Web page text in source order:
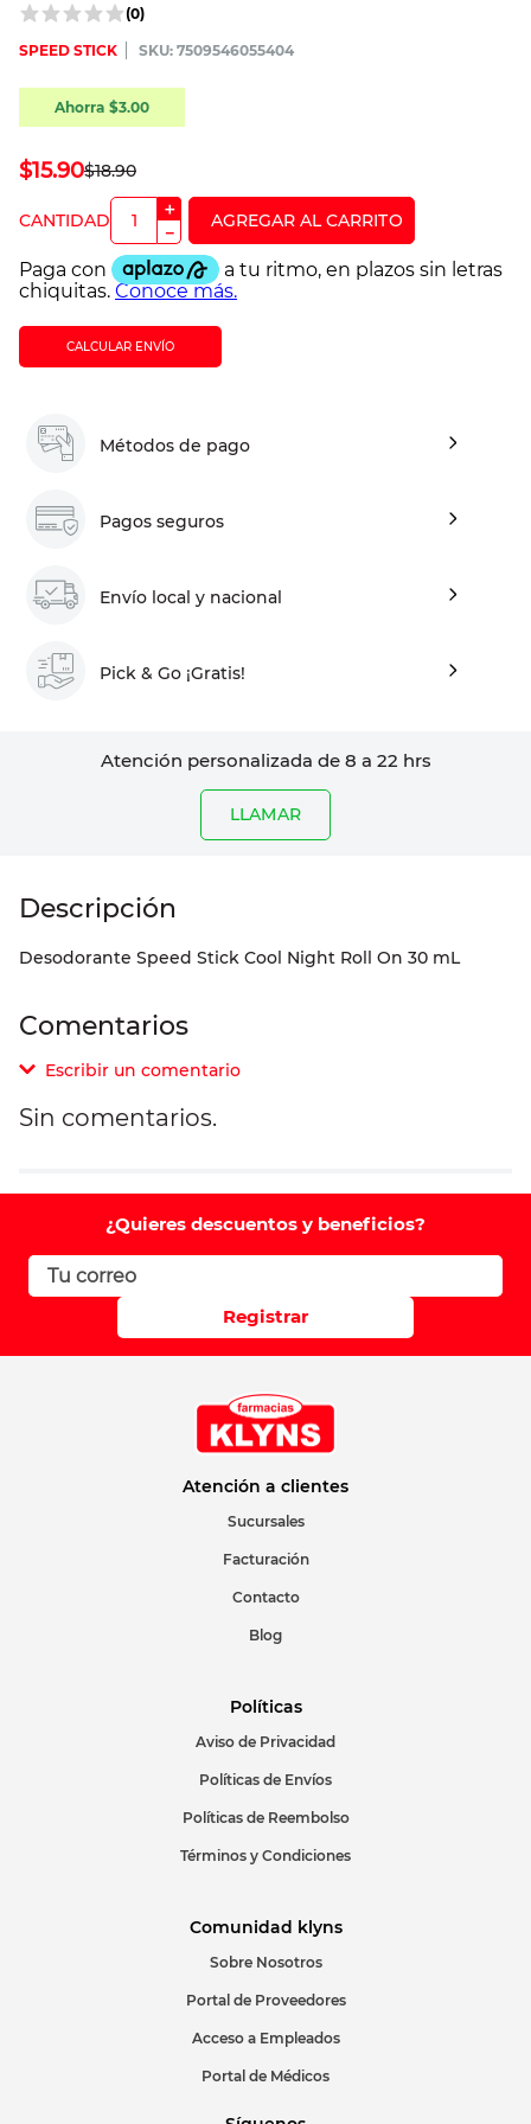
(0)
SPEED STICK :7509546055404
Ahorra $3.00
$18.90
$15.90
＋
－
CALCULAR ENVÍO
Métodos de pago
Pagos seguros
Envío local y nacional
Pick & Go ¡Gratis!
Atención personalizada de 8 a 22 hrs
LLAMAR
Desodorante Speed Stick Cool Night Roll On 30 mL
Comentarios
Escribir un comentario
Comentario
Califique el producto de 1 a 5 estrellas
Correo electrónico
ENVIAR COMENTARIO
Sin comentarios.
¿Quieres descuentos y beneficios?
Registrar
Atención a clientes
Sucursales
Facturación
Contacto
Blog
Políticas
Aviso de Privacidad
Políticas de Envíos
Políticas de Reembolso
Términos y Condiciones
Comunidad klyns
Sobre Nosotros
Portal de Proveedores
Acceso a Empleados
Portal de Médicos